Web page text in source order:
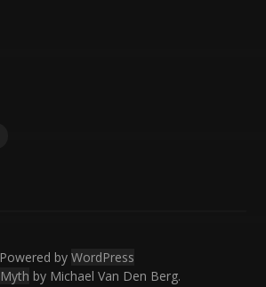
Powered by WordPress
Myth by Michael Van Den Berg.